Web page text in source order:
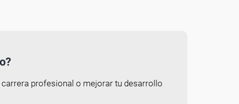
profesional o mejorar tu desarrollo